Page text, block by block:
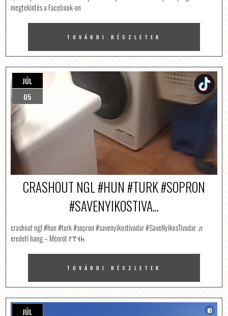
megtekintés a Facebook-on
TOVÁBBI RÉSZLETEK
JÚL
05
TikTok
CRASHOUT NGL #HUN #TURK #SOPRON
#SAVENYIKOSTIVA...
crashout ngl #hun #turk #sopron #savenyikostivadar #SaveNyikosTivadar ♬
eredeti hang – Ménrót 𐱅𐰭𐰼𐰃
TOVÁBBI RÉSZLETEK
JÚL